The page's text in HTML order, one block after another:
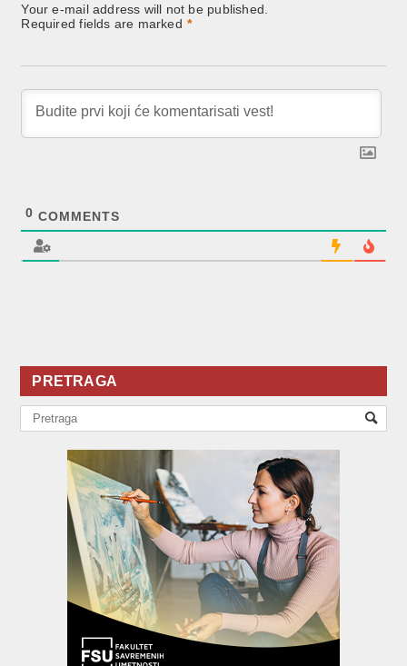
Your e-mail address will not be published.
Required fields are marked *
0 COMMENTS
PRETRAGA